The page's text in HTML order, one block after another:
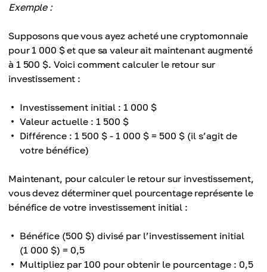
Exemple :
Supposons que vous ayez acheté une cryptomonnaie
pour 1 000 $ et que sa valeur ait maintenant augmenté
à 1 500 $. Voici comment calculer le retour sur
investissement :
Investissement initial : 1 000 $
Valeur actuelle : 1 500 $
Différence : 1 500 $ - 1 000 $ = 500 $ (il s’agit de
votre bénéfice)
Maintenant, pour calculer le retour sur investissement,
vous devez déterminer quel pourcentage représente le
bénéfice de votre investissement initial :
Bénéfice (500 $) divisé par l’investissement initial
(1 000 $) = 0,5
Multipliez par 100 pour obtenir le pourcentage : 0,5